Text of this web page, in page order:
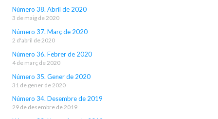
Número 38. Abril de 2020
3 de maig de 2020
Número 37. Març de 2020
2 d'abril de 2020
Número 36. Febrer de 2020
4 de març de 2020
Número 35. Gener de 2020
31 de gener de 2020
Número 34. Desembre de 2019
29 de desembre de 2019